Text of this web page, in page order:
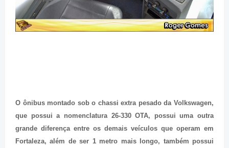
O ônibus montado sob o chassi extra pesado da Volkswagen,
que possui a nomenclatura 26-330 OTA, possui uma outra
grande diferença entre os demais veículos que operam em
Fortaleza, além de ser 1 metro mais longo, também possui